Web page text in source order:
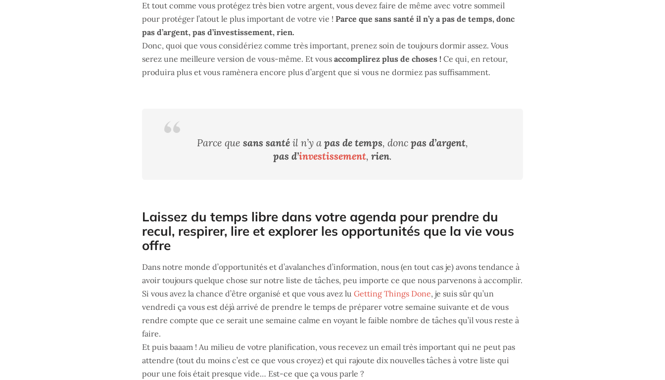
Et tout comme vous protégez très bien votre argent, vous devez faire de même avec votre sommeil
pour protéger l’atout le plus important de votre vie ! Parce que sans santé il n’y a pas de temps, donc
pas d’argent, pas d’investissement, rien.
Donc, quoi que vous considériez comme très important, prenez soin de toujours dormir assez. Vous
serez une meilleure version de vous-même. Et vous accomplirez plus de choses ! Ce qui, en retour,
produira plus et vous ramènera encore plus d’argent que si vous ne dormiez pas suffisamment.
Parce que sans santé il n’y a pas de temps, donc pas d’argent,
pas d’investissement, rien.
Laissez du temps libre dans votre agenda pour prendre du
recul, respirer, lire et explorer les opportunités que la vie vous
offre
Dans notre monde d’opportunités et d’avalanches d’information, nous (en tout cas je) avons tendance à
avoir toujours quelque chose sur notre liste de tâches, peu importe ce que nous parvenons à accomplir.
Si vous avez la chance d’être organisé et que vous avez lu Getting Things Done, je suis sûr qu’un
vendredi ça vous est déjà arrivé de prendre le temps de préparer votre semaine suivante et de vous
rendre compte que ce serait une semaine calme en voyant le faible nombre de tâches qu’il vous reste à
faire.
Et puis baaam ! Au milieu de votre planification, vous recevez un email très important qui ne peut pas
attendre (tout du moins c’est ce que vous croyez) et qui rajoute dix nouvelles tâches à votre liste qui
pour une fois était presque vide… Est-ce que ça vous parle ?